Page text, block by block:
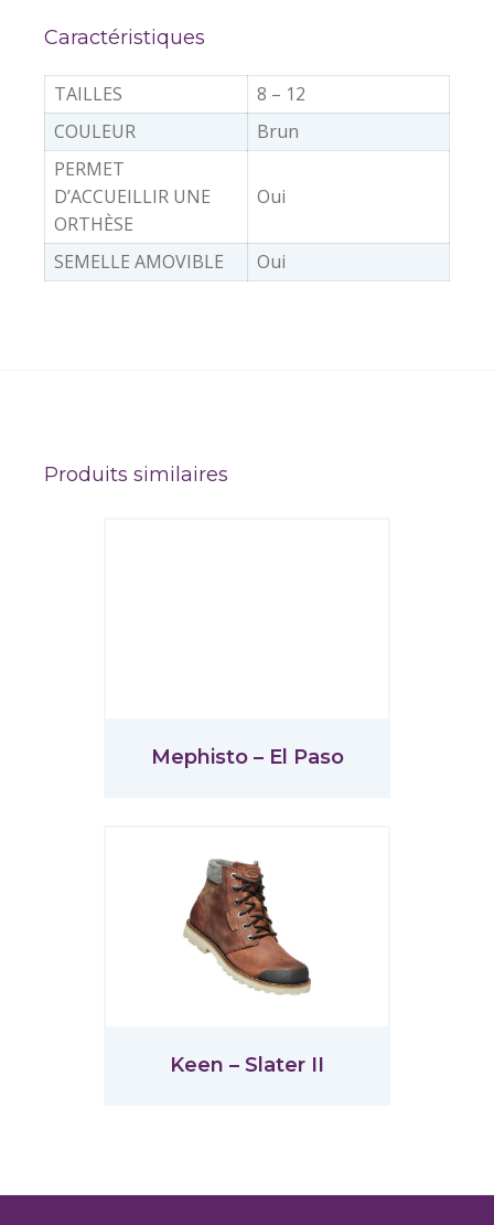
Caractéristiques
TAILLES
8 – 12
COULEUR
Brun
PERMET
D’ACCUEILLIR UNE
ORTHÈSE
Oui
SEMELLE AMOVIBLE Oui
Produits similaires
Mephisto – El Paso
Keen – Slater II